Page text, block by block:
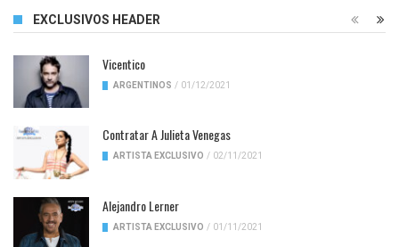
EXCLUSIVOS HEADER
Vicentico
ARGENTINOS / 01/12/2021
Contratar A Julieta Venegas
ARTISTA EXCLUSIVO / 02/11/2021
Alejandro Lerner
ARTISTA EXCLUSIVO / 01/11/2021